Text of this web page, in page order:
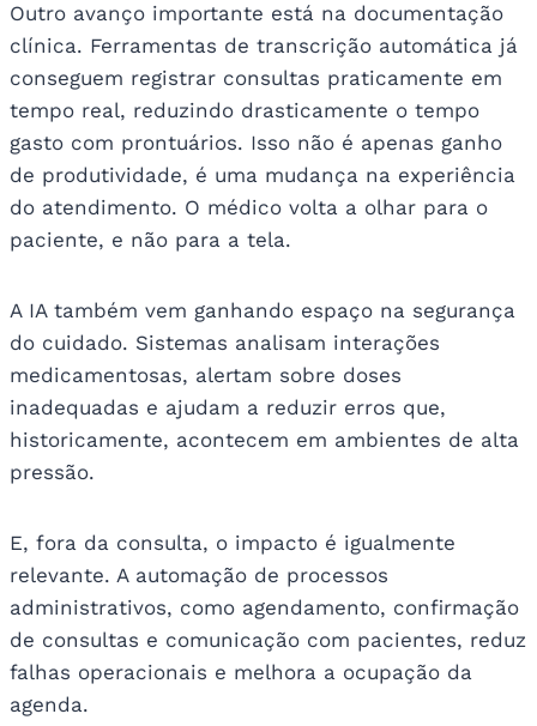
Outro avanço importante está na documentação
clínica. Ferramentas de transcrição automática já
conseguem registrar consultas praticamente em
tempo real, reduzindo drasticamente o tempo
gasto com prontuários. Isso não é apenas ganho
de produtividade, é uma mudança na experiência
do atendimento. O médico volta a olhar para o
paciente, e não para a tela.
A IA também vem ganhando espaço na segurança
do cuidado. Sistemas analisam interações
medicamentosas, alertam sobre doses
inadequadas e ajudam a reduzir erros que,
historicamente, acontecem em ambientes de alta
pressão.
E, fora da consulta, o impacto é igualmente
relevante. A automação de processos
administrativos, como agendamento, confirmação
de consultas e comunicação com pacientes, reduz
falhas operacionais e melhora a ocupação da
agenda.